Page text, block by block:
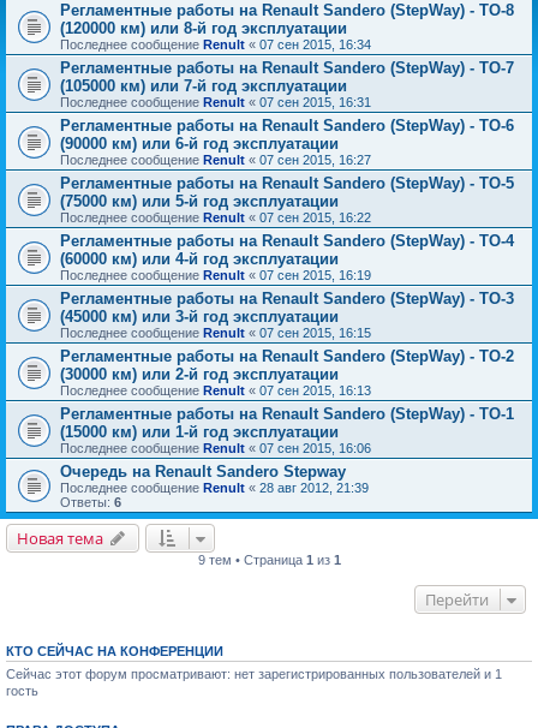
Регламентные работы на Renault Sandero (StepWay) - ТО-8
(120000 км) или 8-й год эксплуатации
Последнее сообщение Renult « 07 сен 2015, 16:34
Регламентные работы на Renault Sandero (StepWay) - ТО-7
(105000 км) или 7-й год эксплуатации
Последнее сообщение Renult « 07 сен 2015, 16:31
Регламентные работы на Renault Sandero (StepWay) - ТО-6
(90000 км) или 6-й год эксплуатации
Последнее сообщение Renult « 07 сен 2015, 16:27
Регламентные работы на Renault Sandero (StepWay) - ТО-5
(75000 км) или 5-й год эксплуатации
Последнее сообщение Renult « 07 сен 2015, 16:22
Регламентные работы на Renault Sandero (StepWay) - ТО-4
(60000 км) или 4-й год эксплуатации
Последнее сообщение Renult « 07 сен 2015, 16:19
Регламентные работы на Renault Sandero (StepWay) - ТО-3
(45000 км) или 3-й год эксплуатации
Последнее сообщение Renult « 07 сен 2015, 16:15
Регламентные работы на Renault Sandero (StepWay) - ТО-2
(30000 км) или 2-й год эксплуатации
Последнее сообщение Renult « 07 сен 2015, 16:13
Регламентные работы на Renault Sandero (StepWay) - ТО-1
(15000 км) или 1-й год эксплуатации
Последнее сообщение Renult « 07 сен 2015, 16:06
Очередь на Renault Sandero Stepway
Последнее сообщение Renult « 28 авг 2012, 21:39
Ответы: 6
Новая тема
9 тем • Страница 1 из 1
Перейти
КТО СЕЙЧАС НА КОНФЕРЕНЦИИ
Сейчас этот форум просматривают: нет зарегистрированных пользователей и 1
гость